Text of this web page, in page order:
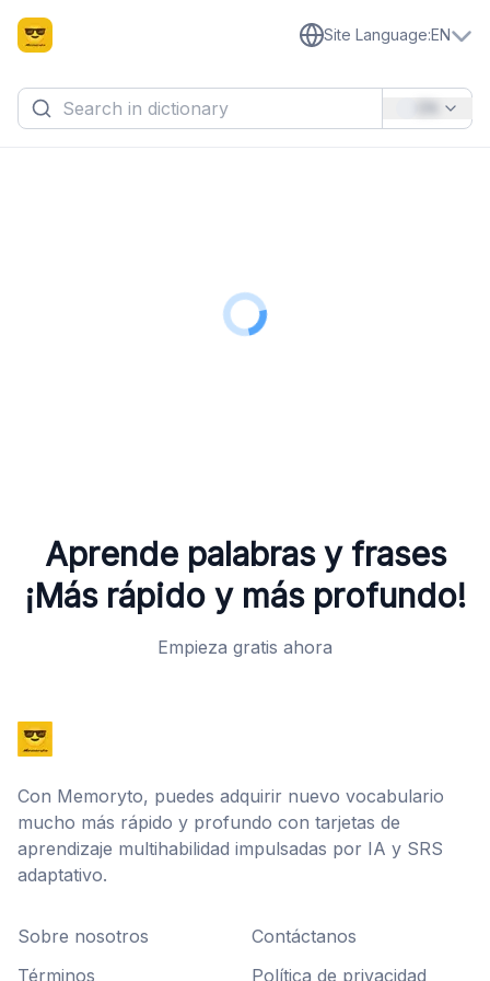
Site Language:EN
Aprende palabras y frases
¡Más rápido y más profundo!
Empieza gratis ahora
Con Memoryto, puedes adquirir nuevo vocabulario
mucho más rápido y profundo con tarjetas de
aprendizaje multihabilidad impulsadas por IA y SRS
adaptativo.
Sobre nosotros
Contáctanos
Términos
Política de privacidad